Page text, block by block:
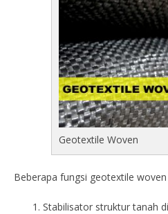
Geotextile Woven
Beberapa fungsi geotextile
Stabilisator struktur tanah